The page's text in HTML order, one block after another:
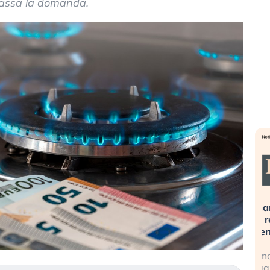
Investitori
lo scoppio
retail (…)
Quando la finanza pesa più
dell’economia reale. L’America sta
ripetendo gli errori del 2008?
sempre più sganciata dall’economia